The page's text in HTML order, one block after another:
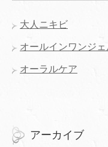
大人ニキビ
オールインワンジェ
オーラルケア
アーカイブ